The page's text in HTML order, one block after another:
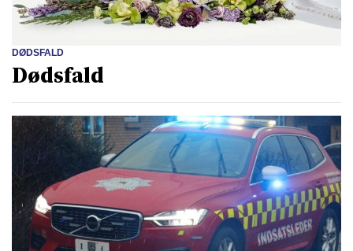
DØDSFALD
Dødsfald